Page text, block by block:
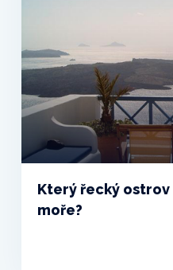
Který řecký ostrov
moře?